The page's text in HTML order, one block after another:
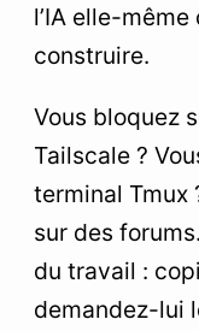
l’IA elle-
construire.
Vous bloquez
Tailscale ?
terminal Tmux
sur des
du travail :
demandez-lui